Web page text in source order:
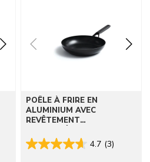
POÊLE À FRIRE EN
ALUMINIUM AVEC
REVÊTEMENT
4.7 (3)